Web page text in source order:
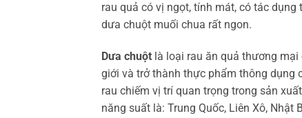
rau quả có vị ngọt, tính mát, có tác
dưa chuột muối chua rất ngon.
Dưa chuột là loại rau ăn quả thương
giới và trở thành thực phẩm thông dụng
rau chiếm vị trí quan trọng trong sản
năng suất là: Trung Quốc, Liên Xô, Nhật